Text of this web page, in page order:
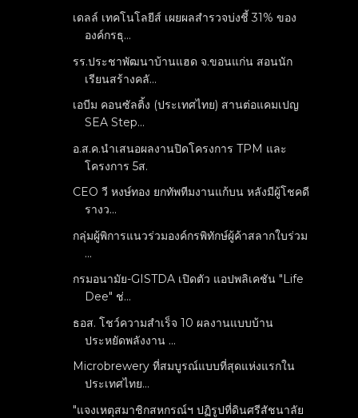
เดลล์ เทคโนโลยีส์ เผยผลสำรวจบ่งชี้ 31% ของ
องค์กรธุ...
รร.ประชาพัฒนาบ้านแฮด จ.ขอนแก่น สอนนัก
เรียนสร้างคลั...
เอบีม คอนซัลติ้ง (ประเทศไทย) สานต่อแคมเปญ
SEA Step...
อ.ส.ค.นำเสนอผลงานปิดโครงการ TPM และ
โครงการ 5ส.
CEO วี หงษ์ทอง ยกทัพทีมงานแก้บน หลังมีผู้โชคดี
รางว...
กลุ่มผู้พิการแนวร่วมองค์กรพิทักษ์ผู้ค้าสลากใบร่วม
...
กรมอนามัย-GISTDA เปิดตัว แอปพลิเคชัน "Life
Dee" ช่...
ธอส. โชว์ความสำเร็จ 10 ผลงานแบบบ้าน
ประหยัดพลังงาน ...
Microbrewery ที่สมบูรณ์แบบที่สุดแห่งแรกใน
ประเทศไทย...
"แจงเหตุสมาชิกสหกรณ์ฯ ปฏิรูปที่ดินศรีสัชนาลัย